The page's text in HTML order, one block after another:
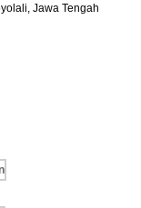
Jawa Tengah